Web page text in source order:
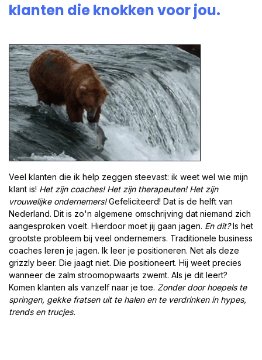
klanten die knokken voor jou.
Veel klanten die ik help zeggen steevast: ik weet wel wie mijn
klant is! Het zijn coaches! Het zijn therapeuten! Het zijn
vrouwelijke ondernemers!Gefeliciteerd! Dat is de helft van
Nederland. Dit is zo'n algemene omschrijving dat niemand zich
aangesproken voelt. Hierdoor moet jij gaan jagen. En dit?Is het
grootste probleem bij veel ondernemers. Traditionele business
coaches leren je jagen. Ik leer je positioneren. Net als deze
grizzly beer. Die jaagt niet. Die positioneert. Hij weet precies
wanneer de zalm stroomopwaarts zwemt. Als je dit leert?
Komen klanten als vanzelf naar je toe. Zonder door hoepels te
springen, gekke fratsen uit te halen en te verdrinken in hypes,
trends en trucjes.